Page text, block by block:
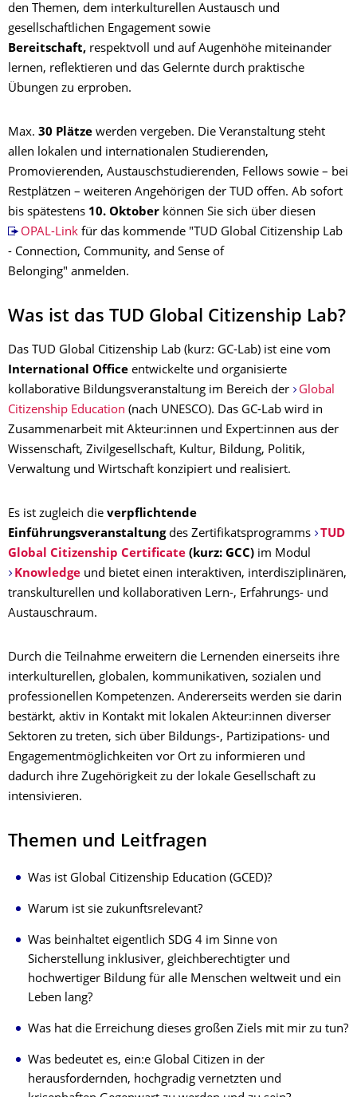
den Themen, dem interkulturellen Austausch und
gesellschaftlichen Engagement sowie
Bereitschaft, respektvoll und auf Augenhöhe miteinander
lernen, reflektieren und das Gelernte durch praktische
Übungen zu erproben.
Max. 30 Plätze werden vergeben. Die Veranstaltung steht
allen lokalen und internationalen Studierenden,
Promovierenden, Austauschstudierenden, Fellows sowie – bei
Restplätzen – weiteren Angehörigen der TUD offen. Ab sofort
bis spätestens 10. Oktober können Sie sich über diesen
OPAL-Link für das kommende "TUD Global Citizenship Lab
- Connection, Community, and Sense of
Belonging" anmelden.
Was ist das TUD Global Citizenship Lab?
Das TUD Global Citizenship Lab (kurz: GC-Lab) ist eine vom
International Office entwickelte und organisierte
kollaborative Bildungsveranstaltung im Bereich der
Global
Citizenship Education (nach UNESCO). Das GC-Lab wird in
Zusammenarbeit mit Akteur:innen und Expert:innen aus der
Wissenschaft, Zivilgesellschaft, Kultur, Bildung, Politik,
Verwaltung und Wirtschaft konzipiert und realisiert.
Es ist zugleich die verpflichtende
Einführungsveranstaltungdes Zertifikatsprogramms
TUD
Global Citizenship Certificate (kurz: GCC) im Modul
Knowledge und bietet einen interaktiven, interdisziplinären,
transkulturellen und kollaborativen Lern-, Erfahrungs- und
Austauschraum.
Durch die Teilnahme erweitern die Lernenden einerseits ihre
interkulturellen, globalen, kommunikativen, sozialen und
professionellen Kompetenzen. Andererseits werden sie darin
bestärkt, aktiv in Kontakt mit lokalen Akteur:innen diverser
Sektoren zu treten, sich über Bildungs-, Partizipations- und
Engagementmöglichkeiten vor Ort zu informieren und
dadurch ihre Zugehörigkeit zu der lokale Gesellschaft zu
intensivieren.
Themen und Leitfragen
Was ist Global Citizenship Education (GCED)?
Warum ist sie zukunftsrelevant?
Was beinhaltet eigentlich SDG 4 im Sinne von
Sicherstellung inklusiver, gleichberechtigter und
hochwertiger Bildung für alle Menschen weltweit und ein
Leben lang?
Was hat die Erreichung dieses großen Ziels mit mir zu tun?
Was bedeutet es, ein:e Global Citizen in der
herausfordernden, hochgradig vernetzten und